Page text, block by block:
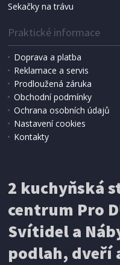
Sekačky na trávu
Praktické informace
Doprava a platba
Reklamace a servis
Prodloužená záruka
Obchodní podmínky
Ochrana osobních údajů
Nastavení cookies
Kontakty
2 kuchyňská
centrum Pro
Svítidel a
podlah, dveří